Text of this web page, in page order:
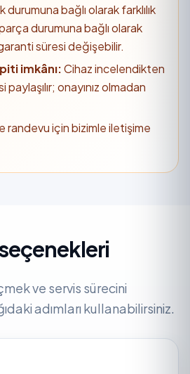
bağlı olarak farklılık
durumuna bağlı olarak
süresi değişebilir.
imkânı:Cihaz incelendikten
onayınız olmadan
randevu için bizimle iletişime
seçenekleri
ve servis sürecini
adımları kullanabilirsiniz.